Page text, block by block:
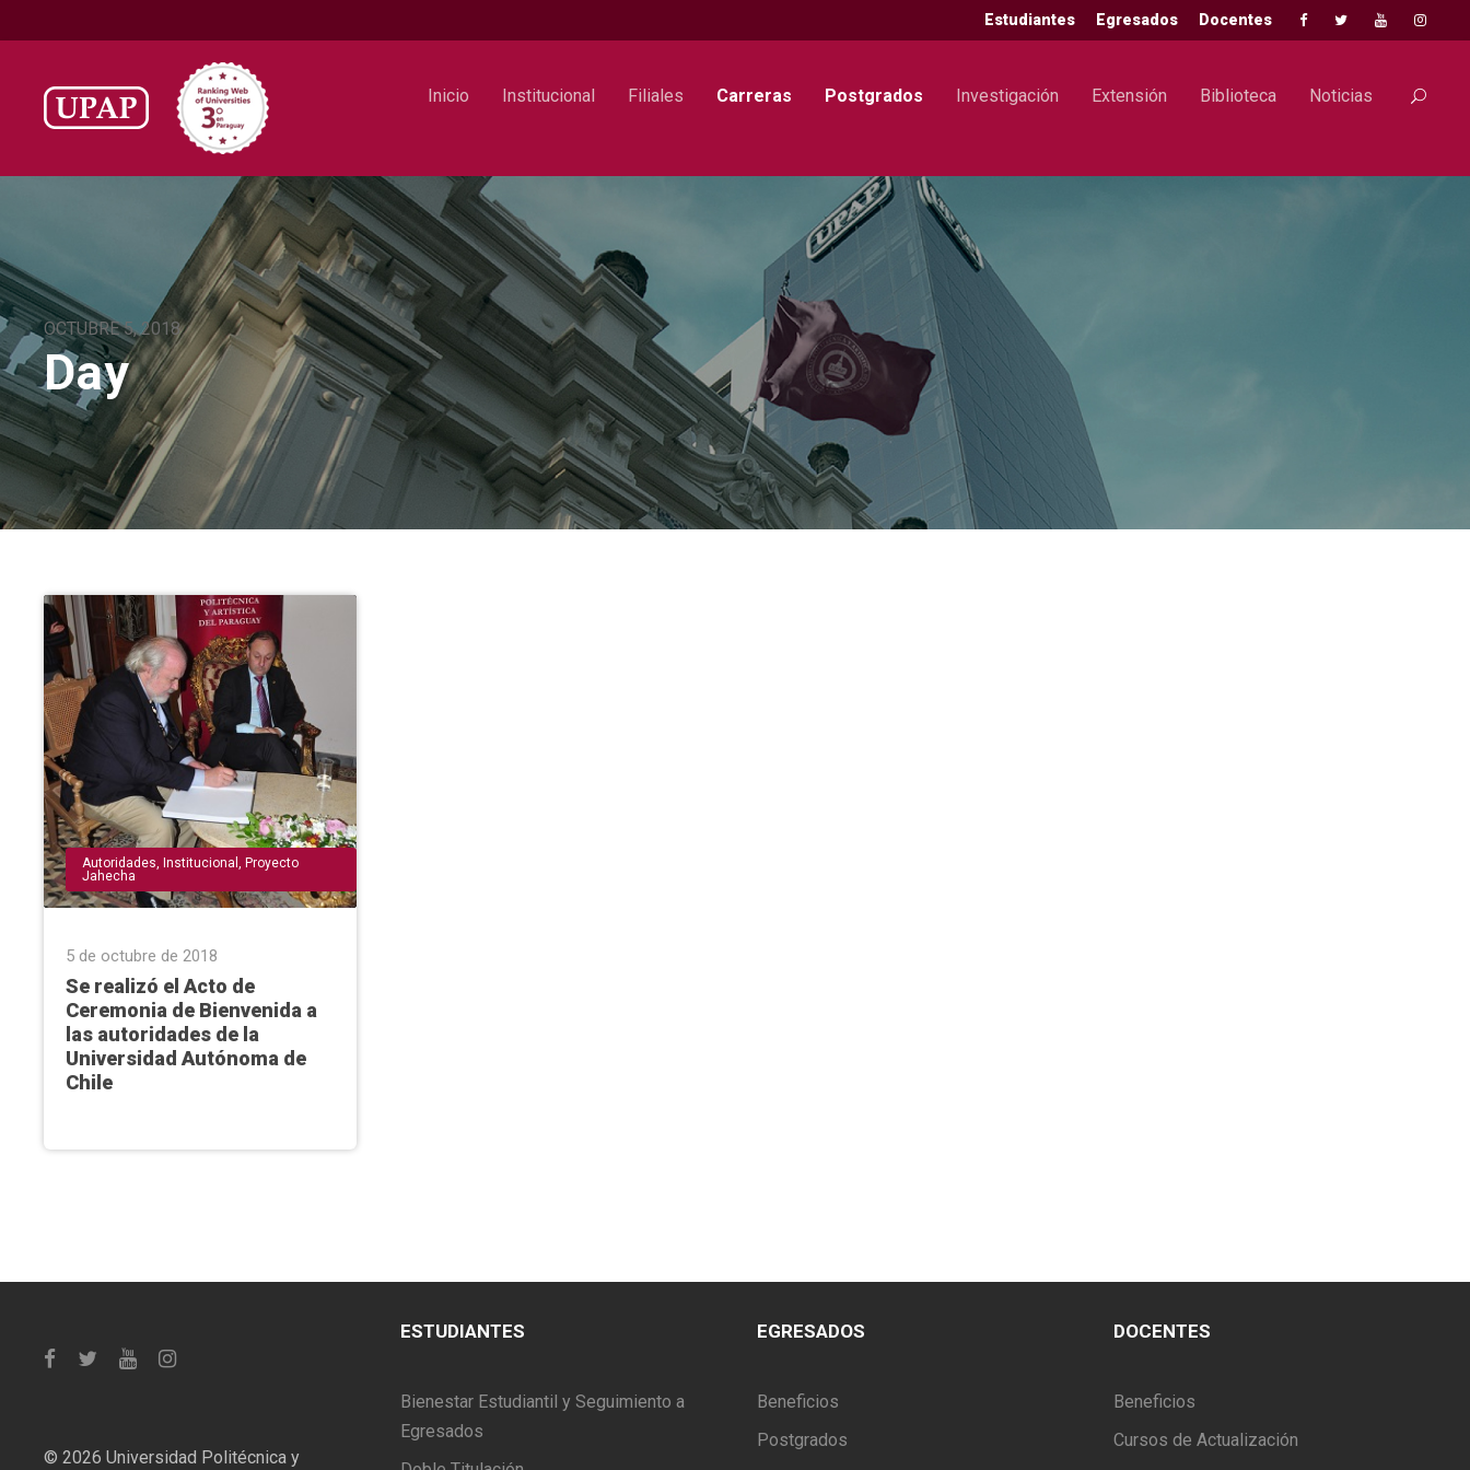
Estudiantes Egresados Docentes
Inicio Institucional Filiales Carreras Postgrados Investigación Extensión Biblioteca Noticias
OCTUBRE 5, 2018
Day
Autoridades, Institucional , Proyecto
Jahecha
5 de octubre de 2018
Se realizó el Acto de
Ceremonia de Bienvenida a
las autoridades de la
Universidad Autónoma de
Chile
© 2026 Universidad Politécnica y
ESTUDIANTES
Bienestar Estudiantil y Seguimiento a
Egresados
EGRESADOS
Beneficios
Postgrados
DOCENTES
Beneficios
Cursos de Actualización